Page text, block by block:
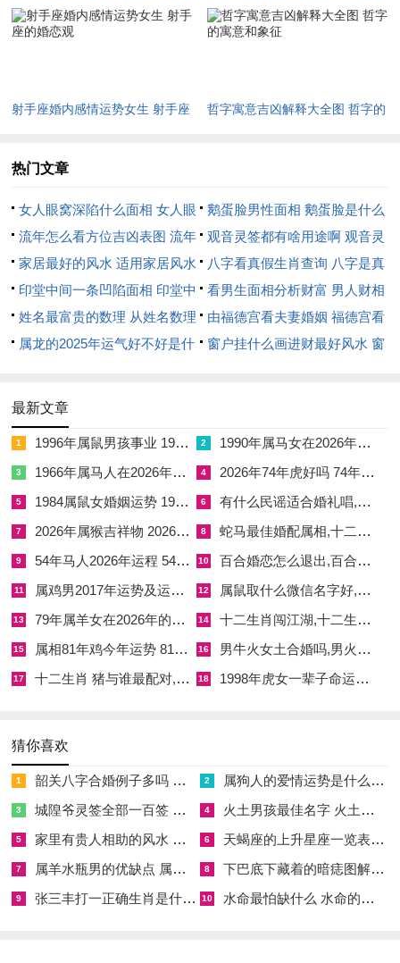
☑有什么民谣适合婚礼唱,适合婚礼放的民谣
☑百合婚恋怎么退出,百合婚恋如何取消扣费
鼠合婚不好吗
射手座婚内感情运势女生 射手座
哲字寓意吉凶解释大全图 哲字的
热门文章
女人眼窝深陷什么面相 女人眼
窝深陷是短命相吗
鹅蛋脸男性面相 鹅蛋脸是什么
脸型男性
流年怎么看方位吉凶表图 流年
位置怎么看
观音灵签都有啥用途啊 观音灵
签全部签签词
家居最好的风水 适用家居风水
八字看真假生肖查询 八字是真
还是假
印堂中间一条凹陷面相 印堂中
间有条线沟好不好
看男生面相分析财富 男人财相
从哪里看
姓名最富贵的数理 从姓名数理
看富豪
由福德宫看夫妻婚姻 福德宫看
配偶生肖
属龙的2025年运气好不好是什
2025年属龙人的全年运势
窗户挂什么画进财最好风水 窗
最新文章
1 1996年属鼠男孩事业 1997年男出生2026年事业运 2 1990年属马女在2026年运势如何 1990年属马女在2026年每月运势
3 1966年属马人在2026年运程 1966年属马人在2026年运势如何 4 2026年74年虎好吗 74年属虎2026年运势
5 1984属鼠女婚姻运势 1984年属鼠女的婚姻运势如何 6 有什么民谣适合婚礼唱,适合婚礼放的民谣
7 2026年属猴吉祥物 2026属猴适合戴的吉祥物 8 蛇马最佳婚配属相,十二生肖蛇配马怎么样
9 54年马人2026年运程 54年属马人2026全年运势 10 百合婚恋怎么退出,百合婚恋如何取消扣费
11 属鸡男2017年运势及运程 属鸡男2026年运势及运程每月运程 12 属鼠取什么微信名字好,属鼠取微信名字好吗
13 79年属羊女在2026年的运势和财运 14 十二生肖闯江湖,十二生肖闯江湖在线观看完整版
15 属相81年鸡今年运势 81年属相鸡今年运势如何 16 男牛火女土合婚吗,男火和女土婚姻好不好
17 十二生肖 猪与谁最配对,十二生肖猪最佳配对表格 18 1998年虎女一辈子命运怎么样
猜你喜欢
1 韶关八字合婚例子多吗 韶关八字测风水 2 属狗人的爱情运势是什么意思 属狗的人爱情观
3 城隍爷灵签全部一百签 城隍爷灵签解签大全 4 火土男孩最佳名字 火土属性的字男孩名字有哪些
5 家里有贵人相助的风水 家里有贵人是什么意思 6 天蝎座的上升星座一览表 天蝎座的上升星座查询
7 属羊水瓶男的优缺点 属羊水瓶座男生性格爱情观 8 下巴底下藏着的暗痣图解 下巴尖底下有痣代表什么
9 张三丰打一正确生肖是什么意思 张三丰是指什么生肖 10 水命最怕缺什么 水命的人忌什么